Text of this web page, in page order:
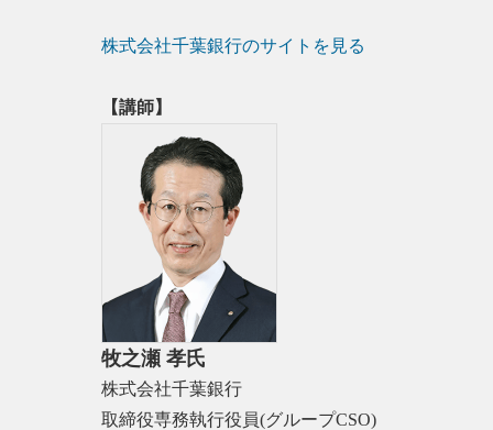
株式会社千葉銀行のサイトを見る
【講師】
牧之瀬 孝氏
株式会社千葉銀行
取締役専務執行役員(グループCSO)